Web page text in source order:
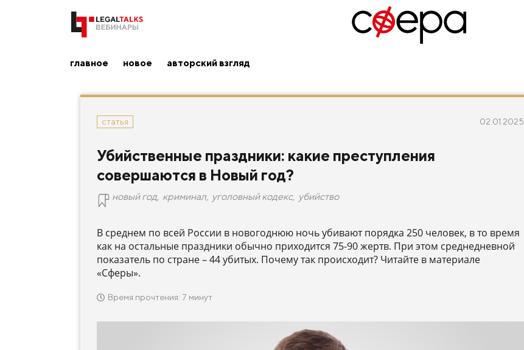
главное новое авторский взгляд
статья 02.01.2025
Убийственные праздники: какие преступления
совершаются в Новый год?
новый год криминал, уголовный кодекс, убийство
В среднем по всей России в новогоднюю ночь убивают порядка 250 человек, в то время
как на остальные праздники обычно приходится 75-90 жертв. При этом среднедневной
показатель по стране – 44 убитых. Почему так происходит? Читайте в материале
«Сферы».
Время прочтения: 7 минут